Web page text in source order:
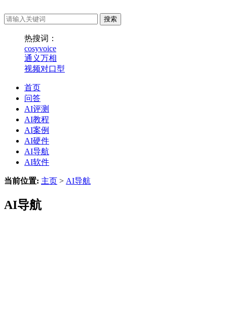
热搜词：
cosyvoice
通义万相
视频对口型
首页
问答
AI评测
AI教程
AI案例
AI硬件
AI导航
AI软件
当前位置: 主页 > AI导航
AI导航